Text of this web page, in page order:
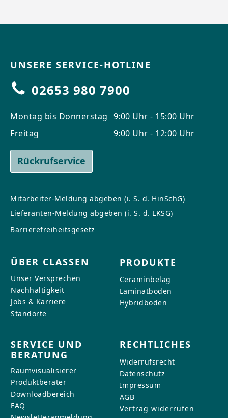
UNSERE SERVICE-HOTLINE
02653 980 7900
Montag bis Donnerstag
Freitag
9:00 Uhr - 15:00 Uhr
9:00 Uhr - 12:00 Uhr
Rückrufservice
Mitarbeiter-Meldung abgeben (i. S. d. HinSchG)
Lieferanten-Meldung abgeben (i. S. d. LKSG)
Barrierefreiheitsgesetz
ÜBER CLASSEN
Unser Versprechen
Nachhaltigkeit
Jobs & Karriere
Standorte
PRODUKTE
Ceraminbelag
Laminatboden
Hybridboden
SERVICE UND
BERATUNG
Raumvisualisierer
Produktberater
Downloadbereich
FAQ
RECHTLICHES
Widerrufsrecht
Datenschutz
Impressum
AGB
Vertrag widerrufen